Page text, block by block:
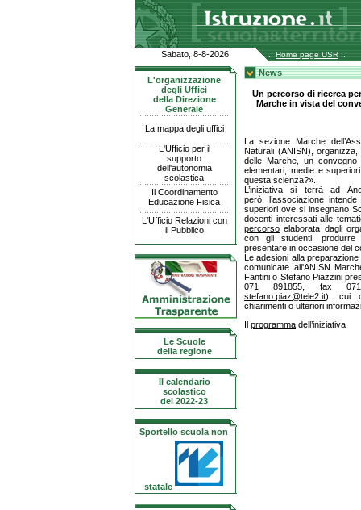
Sabato, 8-8-2026 .: Home page USR :.
L'organizzazione
degli Uffici
della Direzione
Generale
La mappa degli uffici
L'Ufficio per il
supporto
dell'autonomia
scolastica
Il Coordinamento
Educazione Fisica
L'Ufficio Relazioni con
il Pubblico
Le Scuole
della regione
Il calendario
scolastico
del 2022-23
Sportello scuola non
statale
News
Un percorso di ricerca
Marche in vista del
La sezione Marche
Naturali (ANISN),
delle Marche, un
elementari, medie e
questa scienza?».
L’iniziativa si terrà ad
però, l’associazione
superiori ove si insegnano
docenti interessati alle
percorso elaborata dagli
con gli studenti, produrre
presentare in occasione del
Le adesioni alla
comunicate all'ANISN
Fantini o Stefano Piazzini
071 891855, fax
stefano.piaz@tele2.it), cui
chiarimenti o ulteriori
Il programma dell’iniziativa